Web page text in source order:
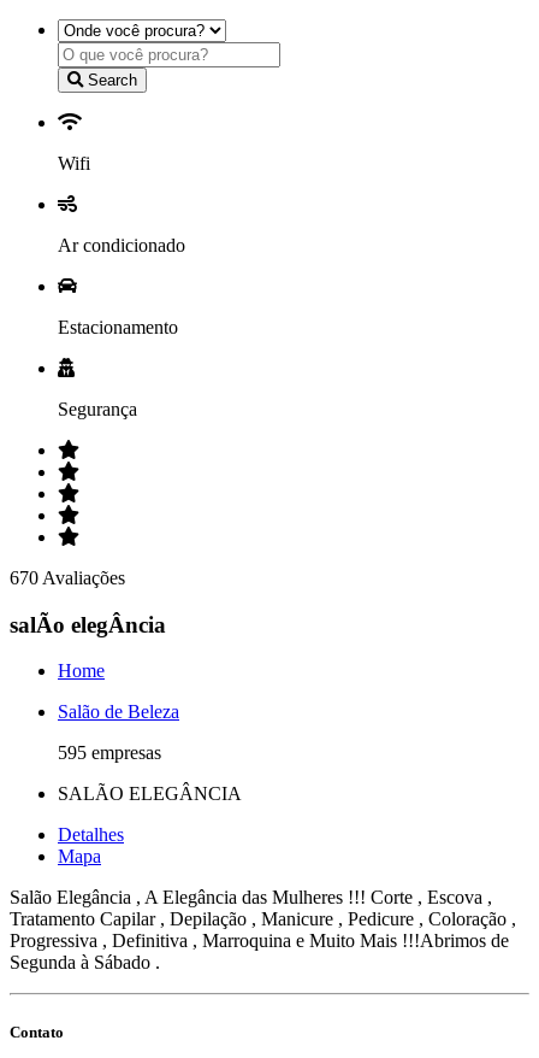
Search
Wifi
Ar condicionado
Estacionamento
Segurança
670 Avaliações
salÃo elegÂncia
Home
Salão de Beleza
595 empresas
SALÃO ELEGÂNCIA
Detalhes
Mapa
Salão Elegância , A Elegância das Mulheres !!! Corte , Escova ,
Tratamento Capilar , Depilação , Manicure , Pedicure , Coloração ,
Progressiva , Definitiva , Marroquina e Muito Mais !!!Abrimos de
Segunda à Sábado .
Contato